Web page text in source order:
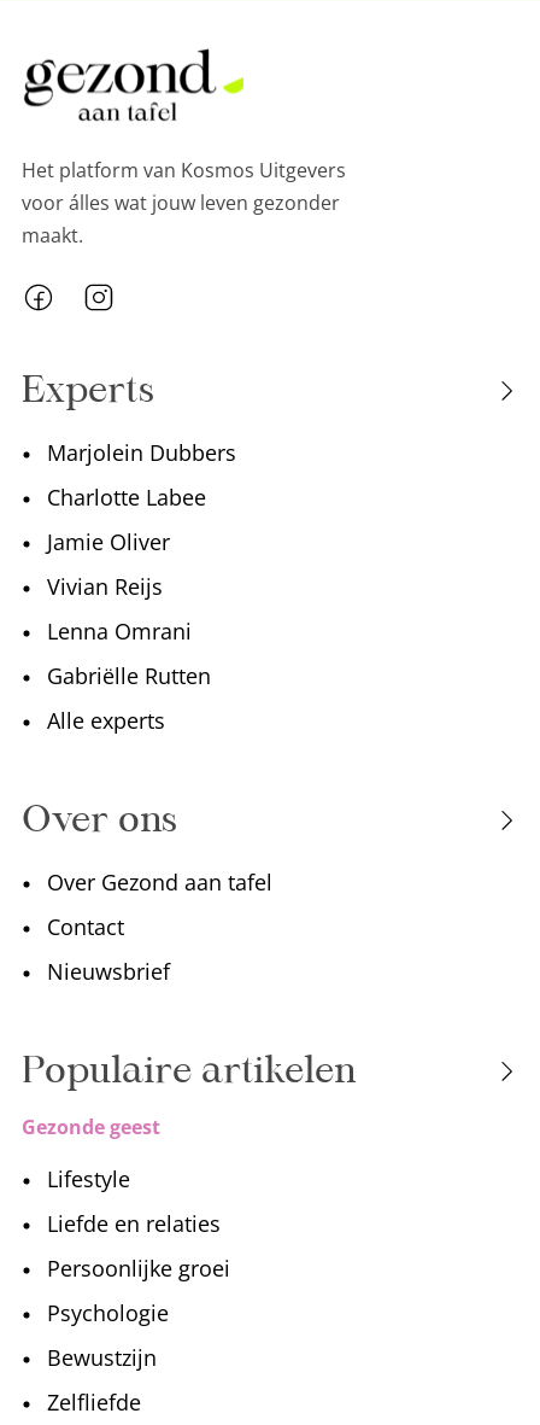
Het platform van Kosmos Uitgevers
voor álles wat jouw leven gezonder
maakt.
Experts
Marjolein Dubbers
Charlotte Labee
Jamie Oliver
Vivian Reijs
Lenna Omrani
Gabriëlle Rutten
Alle experts
Over ons
Over Gezond aan tafel
Contact
Nieuwsbrief
Populaire artikelen
Gezonde geest
Lifestyle
Liefde en relaties
Persoonlijke groei
Psychologie
Bewustzijn
Zelfliefde